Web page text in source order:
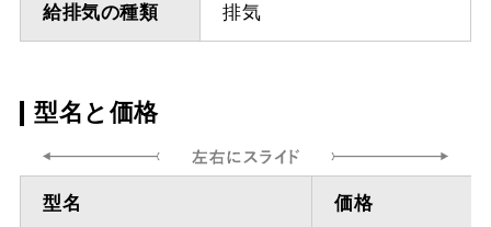
給排気の種類 排気
型名と価格
型名 価格